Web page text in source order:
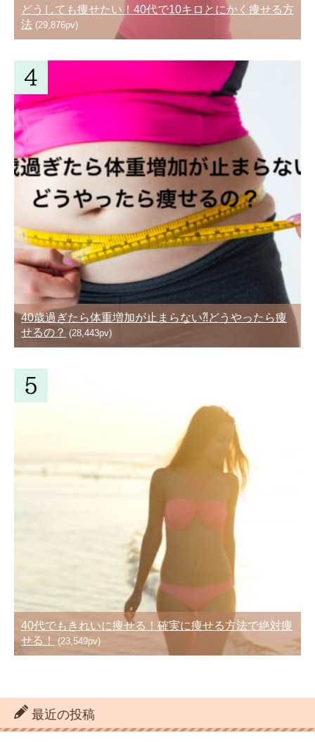
どうしても痩せたい！40代で10キロとにかく痩せる方
法 (29,876pv)
40歳過ぎたら体重増加が止まらない⁈どうやったら痩
せるの？ (28,443pv)
40代でもきれいに痩せる！確実に痩せる方法で絶対痩
せる！
(23,549pv)
最近の投稿